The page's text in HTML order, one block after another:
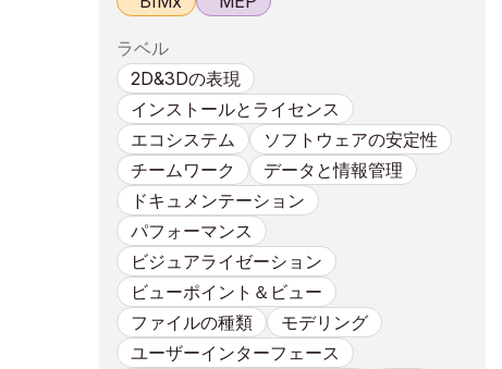
ラベル
2D&3Dの表現
インストールとライセンス
エコシステム
ソフトウェアの安定性
チームワーク
データと情報管理
ドキュメンテーション
パフォーマンス
ビジュアライゼーション
ビューポイント＆ビュー
ファイルの種類
モデリング
ユーザーインターフェース